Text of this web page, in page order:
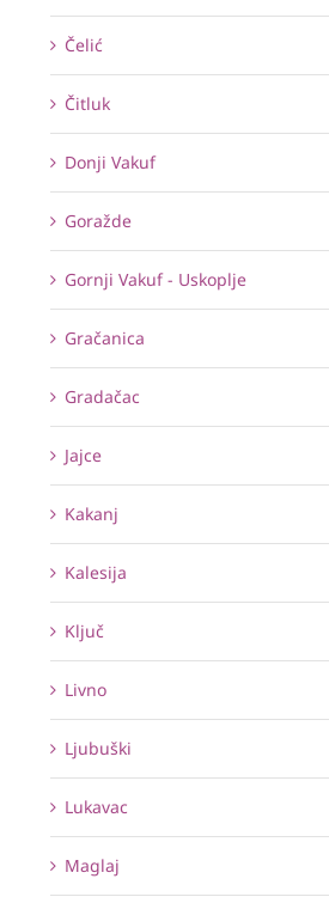
Čelić
Čitluk
Donji Vakuf
Goražde
Gornji Vakuf - Uskoplje
Gračanica
Gradačac
Jajce
Kakanj
Kalesija
Ključ
Livno
Ljubuški
Lukavac
Maglaj